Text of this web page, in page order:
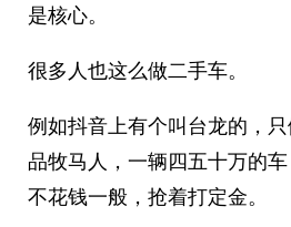
是核心。
很多人也这么做二手车。
例如抖音上有个叫台龙的，
品牧马人，一辆四五十万的
不花钱一般，抢着打定金。